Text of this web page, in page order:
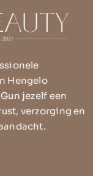
Hengelo
jezelf een
verzorging en